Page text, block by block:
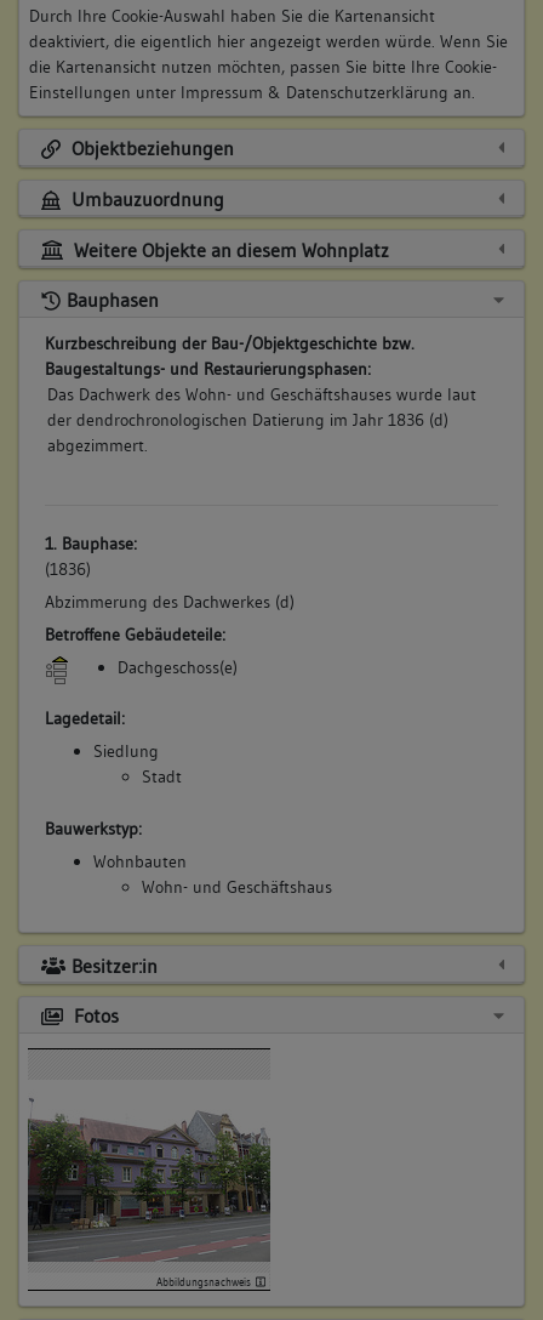
Durch Ihre Cookie-Auswahl haben Sie die Kartenansicht
deaktiviert, die eigentlich hier angezeigt werden würde. Wenn Sie
die Kartenansicht nutzen möchten, passen Sie bitte Ihre Cookie-
Einstellungen unter Impressum & Datenschutzerklärung an.
Objektbeziehungen
Umbauzuordnung
Weitere Objekte an diesem Wohnplatz
Bauphasen
Kurzbeschreibung der Bau-/Objektgeschichte bzw.
Baugestaltungs- und Restaurierungsphasen:
Das Dachwerk des Wohn- und Geschäftshauses wurde laut
der dendrochronologischen Datierung im Jahr 1836 (d)
abgezimmert.
1. Bauphase:
(1836)
Abzimmerung des Dachwerkes (d)
Betroffene Gebäudeteile:
Dachgeschoss(e)
Lagedetail:
Siedlung
Stadt
Bauwerkstyp:
Wohnbauten
Wohn- und Geschäftshaus
Besitzer:in
Fotos
Abbildungsnachweis